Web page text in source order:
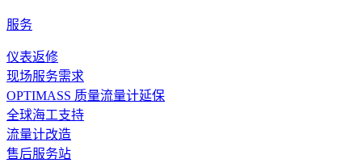
服务
仪表返修
现场服务需求
OPTIMASS 质量流量计延保
全球海工支持
流量计改造
售后服务站